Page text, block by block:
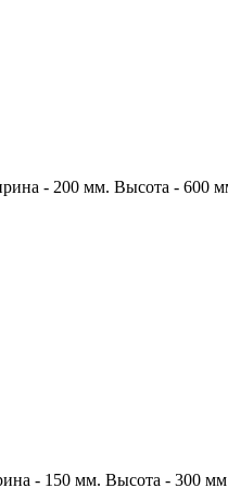
- 200 мм. Высота - 600
- 150 мм. Высота - 300